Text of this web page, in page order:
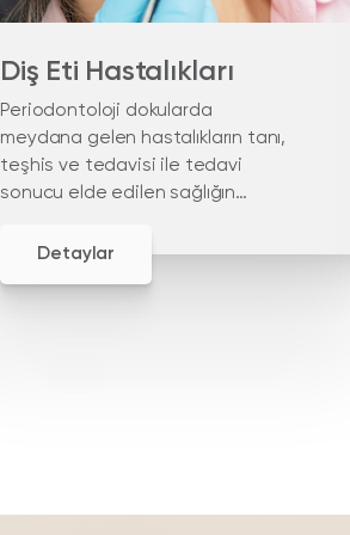
Diş Eti Hastalıkları
Periodontoloji dokularda
meydana gelen hastalıkların tanı,
teşhis ve tedavisi ile tedavi
sonucu elde edilen sağlığın
Detaylar